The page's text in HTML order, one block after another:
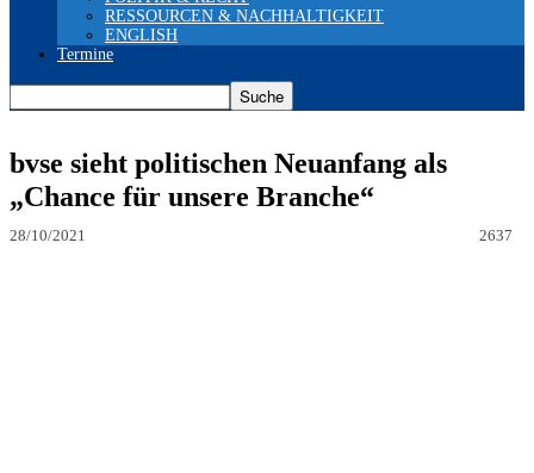
RESSOURCEN & NACHHALTIGKEIT
ENGLISH
Termine
bvse sieht politischen Neuanfang als
„Chance für unsere Branche“
28/10/2021 2637